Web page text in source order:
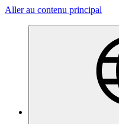
Aller au contenu principal